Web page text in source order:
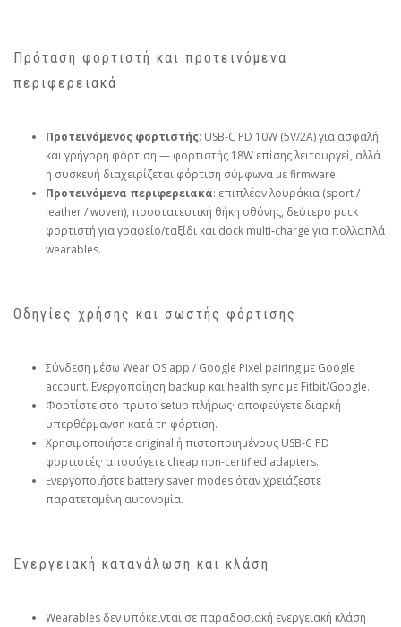
Πρόταση φορτιστή και προτεινόμενα
περιφερειακά
Προτεινόμενος φορτιστής: USB‑C PD 10W (5V/2A) για ασφαλή
και γρήγορη φόρτιση — φορτιστής 18W επίσης λειτουργεί, αλλά
η συσκευή διαχειρίζεται φόρτιση σύμφωνα με firmware.
Προτεινόμενα περιφερειακά: επιπλέον λουράκια (sport /
leather / woven), προστατευτική θήκη οθόνης, δεύτερο puck
φορτιστή για γραφείο/ταξίδι και dock multi‑charge για πολλαπλά
wearables.
Οδηγίες χρήσης και σωστής φόρτισης
Σύνδεση μέσω Wear OS app / Google Pixel pairing με Google
account. Ενεργοποίηση backup και health sync με Fitbit/Google.
Φορτίστε στο πρώτο setup πλήρως· αποφεύγετε διαρκή
υπερθέρμανση κατά τη φόρτιση.
Χρησιμοποιήστε original ή πιστοποιημένους USB‑C PD
φορτιστές· αποφύγετε cheap non‑certified adapters.
Ενεργοποιήστε battery saver modes όταν χρειάζεστε
παρατεταμένη αυτονομία.
Ενεργειακή κατανάλωση και κλάση
Wearables δεν υπόκεινται σε παραδοσιακή ενεργειακή κλάση